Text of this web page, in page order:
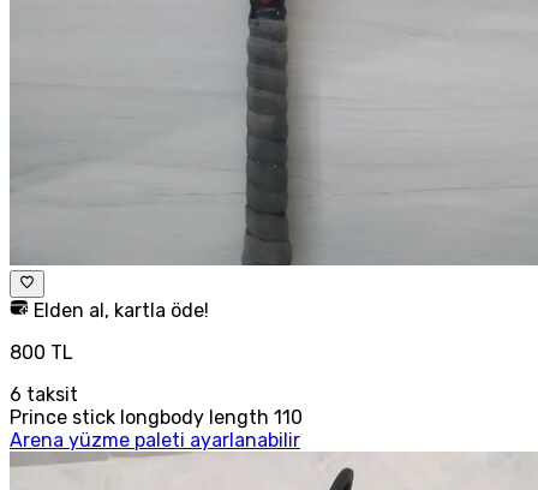
Elden al, kartla öde!
800 TL
6 taksit
Prince stick longbody length 110
Arena yüzme paleti ayarlanabilir